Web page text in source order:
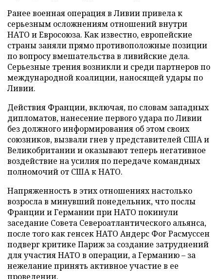
Ранее военная операция в Ливии привела к
серьезным осложнениям отношений внутри
НАТО и Евросоюза. Как известно, европейские
страны заняли прямо противоположные позиции
по вопросу вмешательства в ливийские дела.
Серьезные трения возникли и среди партнеров по
международной коалиции, наносящей удары по
Ливии.
Действия Франции, включая, по словам западных
дипломатов, нанесение первого удара по Ливии
без должного информирования об этом своих
союзников, вызвали гнев у представителей США и
Великобритании и оказывают теперь негативное
воздействие на усилия по передаче командных
полномочий от США к НАТО.
Напряженность в этих отношениях настолько
возросла в минувший понедельник, что послы
Франции и Германии при НАТО покинули
заседание Совета Североатлантического альянса,
после того как генсек НАТО Андерс Фог Расмуссен
подверг критике Париж за создание затруднений
для участия НАТО в операции, а Германию – за
нежелание принять активное участие в ее
проведении.